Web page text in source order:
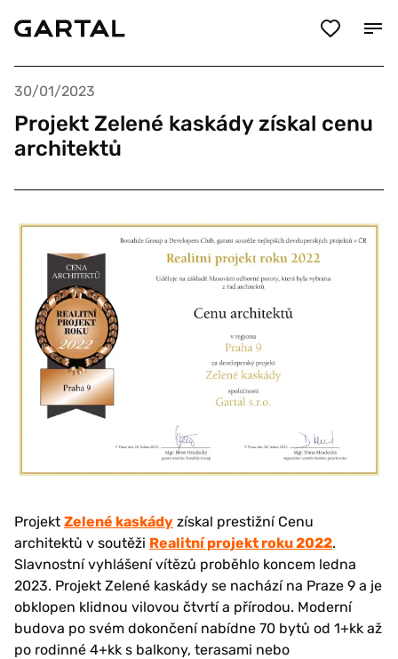
30/01/2023
Projekt Zelené kaskády získal cenu
architektů
Projekt Zelené kaskády získal prestižní Cenu
architektů v soutěži Realitní projekt roku 2022.
Slavnostní vyhlášení vítězů proběhlo koncem ledna
2023. Projekt Zelené kaskády se nachází na Praze 9 a je
obklopen klidnou vilovou čtvrtí a přírodou. Moderní
budova po svém dokončení nabídne 70 bytů od 1+kk až
po rodinné 4+kk s balkony, terasami nebo